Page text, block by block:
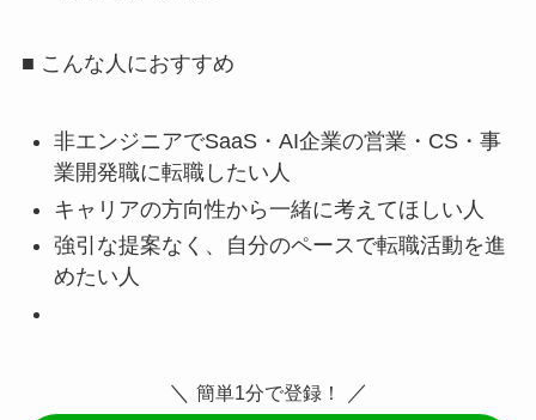
■ こんな人におすすめ
非エンジニアでSaaS・AI企業の営業・CS・事
業開発職に転職したい人
キャリアの方向性から一緒に考えてほしい人
強引な提案なく、自分のペースで転職活動を進
めたい人
＼ 簡単1分で登録！ ／